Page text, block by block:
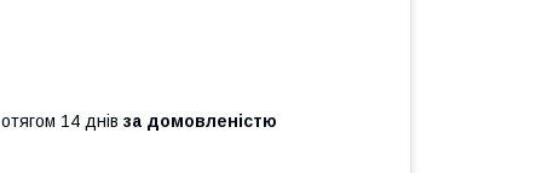
14 днів за домовленістю